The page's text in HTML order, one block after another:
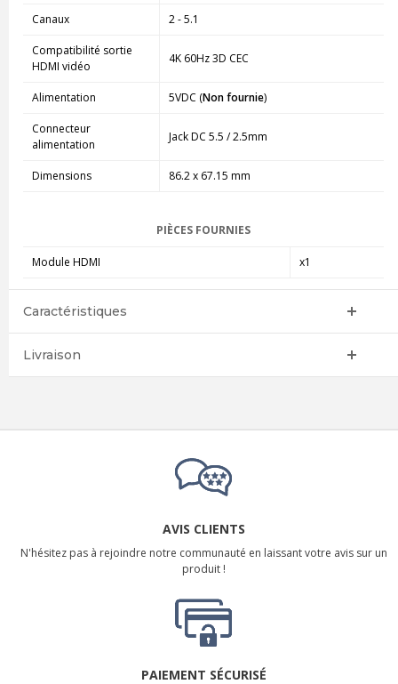
Canaux 2 - 5.1
Compatibilité sortie
HDMI vidéo
4K 60Hz 3D CEC
Alimentation 5VDC (Non fournie)
Connecteur
alimentation
Jack DC 5.5 / 2.5mm
Dimensions 86.2 x 67.15 mm
PIÈCES FOURNIES
Module HDMI x1
Caractéristiques
Livraison
AVIS CLIENTS
N'hésitez pas à rejoindre notre communauté en laissant votre avis sur un
produit !
PAIEMENT SÉCURISÉ